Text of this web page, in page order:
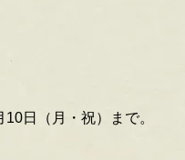
10日（月・祝）まで。